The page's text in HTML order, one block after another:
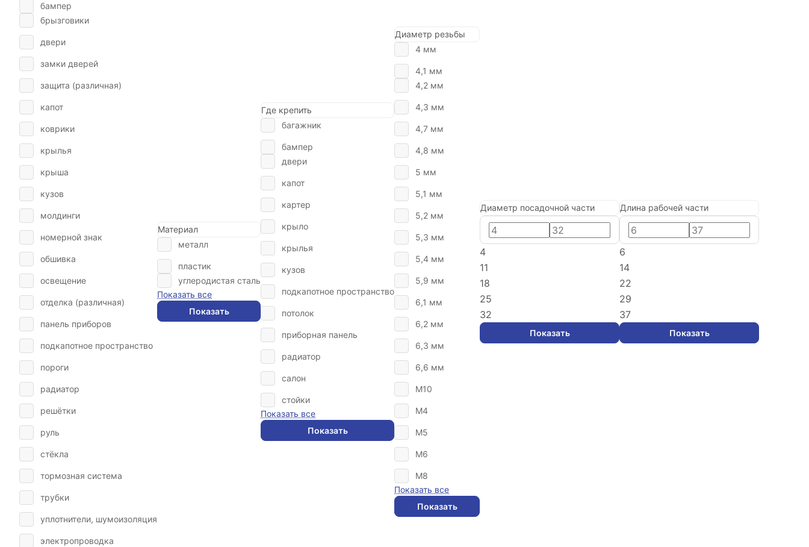
бампер
брызговики
двери
замки дверей
защита (различная)
капот
коврики
крылья
крыша
кузов
молдинги
номерной знак
обшивка
освещение
отделка (различная)
панель приборов
подкапотное пространство
пороги
радиатор
решётки
руль
стёкла
тормозная система
трубки
уплотнители, шумоизоляция
электропроводка
Материал
металл
пластик
углеродистая сталь
Показать все
Показать
Где крепить
багажник
бампер
двери
капот
картер
крыло
крылья
кузов
подкапотное пространство
потолок
приборная панель
радиатор
салон
стойки
Показать все
Показать
Диаметр резьбы
4 мм
4,1 мм
4,2 мм
4,3 мм
4,7 мм
4,8 мм
5 мм
5,1 мм
5,2 мм
5,3 мм
5,4 мм
5,9 мм
6,1 мм
6,2 мм
6,3 мм
6,6 мм
M10
M4
M5
M6
M8
Показать все
Показать
Диаметр посадочной части
4
11
18
25
32
Показать
Длина рабочей части
6
14
22
29
37
Показать